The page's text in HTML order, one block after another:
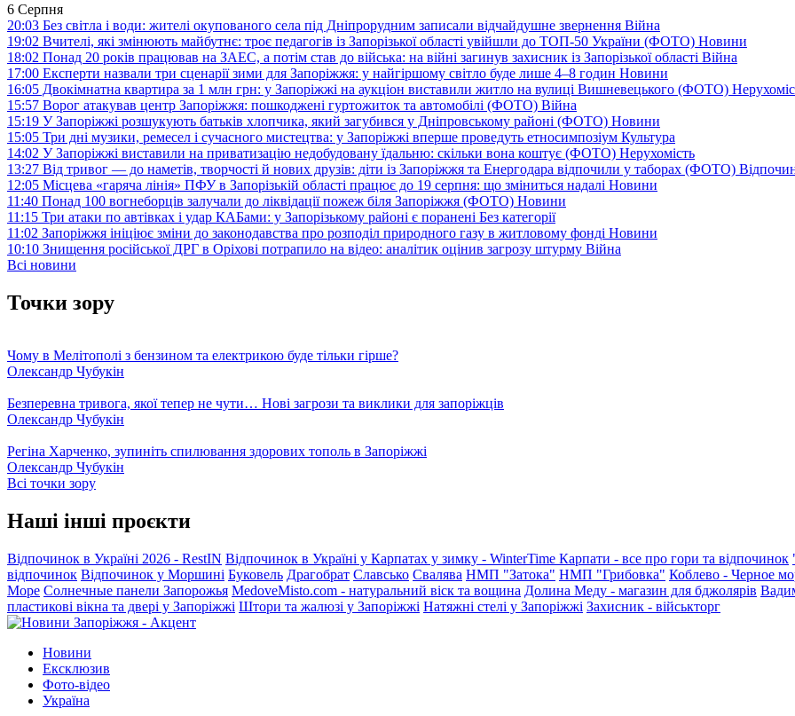
6 Серпня
20:03 Без світла і води: жителі окупованого села під Дніпрорудним записали відчайдушне звернення Війна
19:02 Вчителі, які змінюють майбутнє: троє педагогів із Запорізької області увійшли до ТОП-50 України (ФОТО) Новини
18:02 Понад 20 років працював на ЗАЕС, а потім став до війська: на війні загинув захисник із Запорізької області Війна
17:00 Експерти назвали три сценарії зими для Запоріжжя: у найгіршому світло буде лише 4–8 годин Новини
16:05 Двокімнатна квартира за 1 млн грн: у Запоріжжі на аукціон виставили житло на вулиці Вишневецького (ФОТО)
15:57 Ворог атакував центр Запоріжжя: пошкоджені гуртожиток та автомобілі (ФОТО) Війна
15:19 У Запоріжжі розшукують батьків хлопчика, який загубився у Дніпровському районі (ФОТО) Новини
15:05 Три дні музики, ремесел і сучасного мистецтва: у Запоріжжі вперше проведуть етносимпозіум Культура
14:02 У Запоріжжі виставили на приватизацію недобудовану їдальню: скільки вона коштує (ФОТО) Нерухомість
13:27 Від тривог — до наметів, творчості й нових друзів: діти із Запоріжжя та Енергодара відпочили у таборах (ФОТО)
12:05 Місцева «гаряча лінія» ПФУ в Запорізькій області працює до 19 серпня: що зміниться надалі Новини
11:40 Понад 100 вогнеборців залучали до ліквідації пожеж біля Запоріжжя (ФОТО) Новини
11:15 Три атаки по автівках і удар КАБами: у Запорізькому районі є поранені Без категорії
11:02 Запоріжжя ініціює зміни до законодавства про розподіл природного газу в житловому фонді Новини
10:10 Знищення російської ДРГ в Оріхові потрапило на відео: аналітик оцінив загрозу штурму Війна
Всі новини
Точки зору
Чому в Мелітополі з бензином та електрикою буде тільки гірше?
Олександр Чубукін
Безперевна тривога, якої тепер не чути… Нові загрози та виклики для запоріжців
Олександр Чубукін
Регіна Харченко, зупиніть спилювання здорових тополь в Запоріжжі
Олександр Чубукін
Всі точки зору
Наші інші проєкти
Відпочинок в Україні 2026 - RestIN Відпочинок в Україні у Карпатах у зимку - WinterTime Карпати - все про гори та відпочинок
відпочинок Відпочинок у Моршині Буковель Драгобрат Славсько Свалява НМП "Затока" НМП "Грибовка" Коблево - Черное
Море Солнечные панели Запорожья MedoveMisto.com - натуральний віск та вощина Долина Меду - магазин для бджолярів
пластикові вікна та двері у Запоріжжі Штори та жалюзі у Запоріжжі Натяжні стелі у Запоріжжі Захисник - військторг
Новини
Ексклюзив
Фото-відео
Україна